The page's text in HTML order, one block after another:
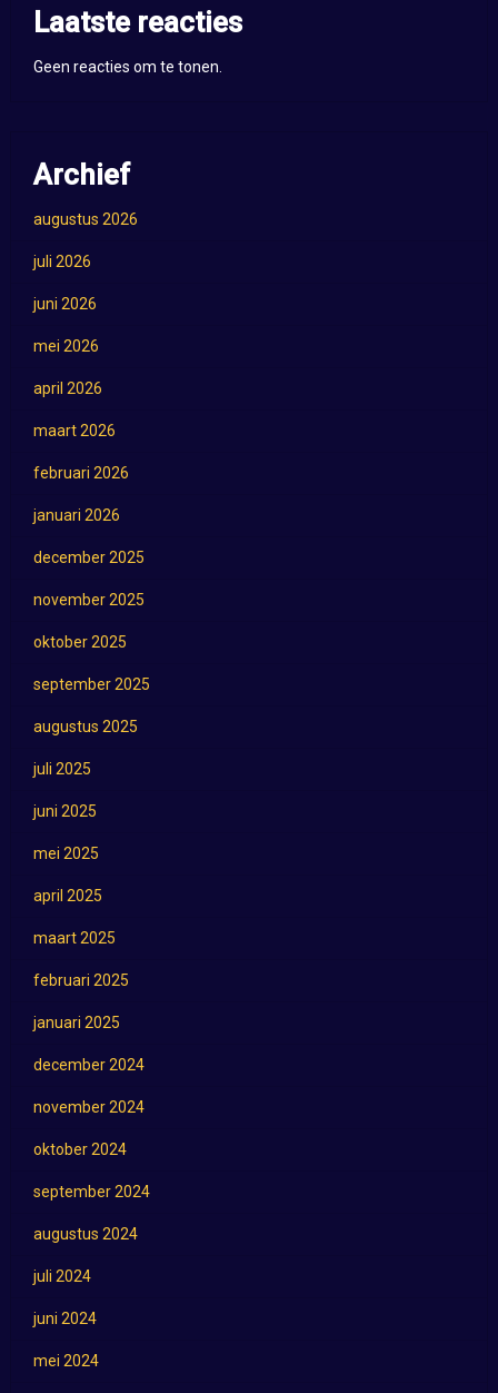
Laatste reacties
Geen reacties om te tonen.
Archief
augustus 2026
juli 2026
juni 2026
mei 2026
april 2026
maart 2026
februari 2026
januari 2026
december 2025
november 2025
oktober 2025
september 2025
augustus 2025
juli 2025
juni 2025
mei 2025
april 2025
maart 2025
februari 2025
januari 2025
december 2024
november 2024
oktober 2024
september 2024
augustus 2024
juli 2024
juni 2024
mei 2024